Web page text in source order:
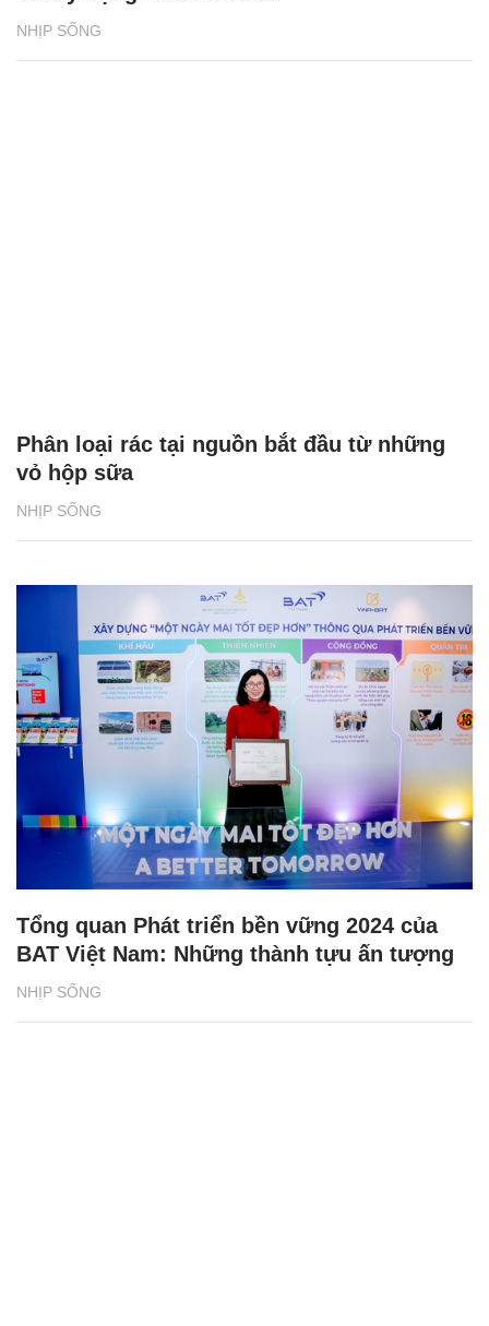
NHỊP SỐNG
NHỊP SỐNG
Phân loại rác tại nguồn bắt đầu từ những
vỏ hộp sữa
NHỊP SỐNG
Tổng quan Phát triển bền vững 2024 của
BAT Việt Nam: Những thành tựu ấn tượng